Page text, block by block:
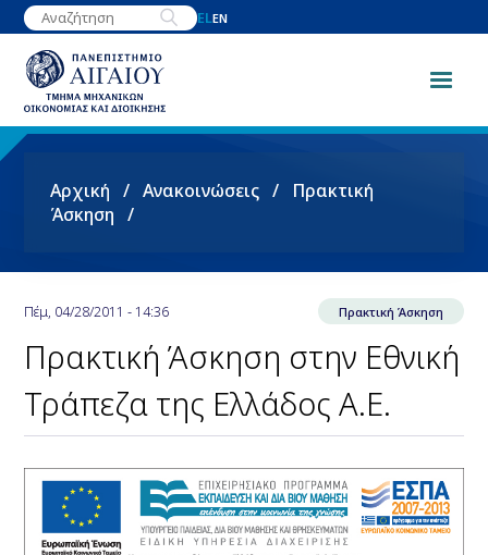
Παράκαμψη
προς
κυρίως
περιεχόμενο
ELEN
Breadcrumb
Αρχική Ανακοινώσεις
Πρακτική
Άσκηση
Πέμ, 04/28/2011 - 14:36 Πρακτική Άσκηση
Πρακτική Άσκηση στην Εθνική
Τράπεζα της Ελλάδος Α.Ε.